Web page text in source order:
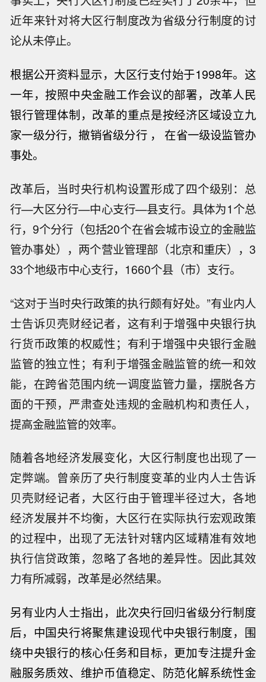
近年来针对将大区行制度改为省级分行制度的讨
论从未停止。
根据公开资料显示，大区行支付始于1998年。这
一年，按照中央金融工作会议的部署，改革人民
银行管理体制，改革的重点是按经济区域设立九
家一级分行，撤销省级分行 ， 在省一级设监管办
事处。
改革后，当时央行机构设置形成了四个级别：总
行—大区分行—中心支行—县支行。具体为1个总
行，9个分行（包括20个在省会城市设立的金融监
管办事处），两个营业管理部（北京和重庆），3
33个地级市中心支行，1660个县（市）支行。
“这对于当时央行政策的执行颇有好处。”有业内人
士告诉贝壳财经记者，这有利于增强中央银行执
行货币政策的权威性；有利于增强中央银行金融
监管的独立性；有利于增强金融监管的统一和效
能，在跨省范围内统一调度监管力量，摆脱各方
面的干预，严肃查处违规的金融机构和责任人，
提高金融监管的效率。
随着各地经济发展变化，大区行制度也出现了一
定弊端。曾亲历了央行制度变革的业内人士告诉
贝壳财经记者，大区行由于管理半径过大，各地
经济发展并不均衡，大区行在实际执行宏观政策
的过程中，出现了无法针对辖内区域精准有效地
执行信贷政策，忽略了各地的差异性。因此其效
力有所减弱，改革是必然结果。
另有业内人士指出，此次央行回归省级分行制度
后，中国央行将聚焦建设现代中央银行制度，围
绕中央银行的核心任务和目标，更加专注提升金
融服务质效、维护币值稳定、防范化解系统性金